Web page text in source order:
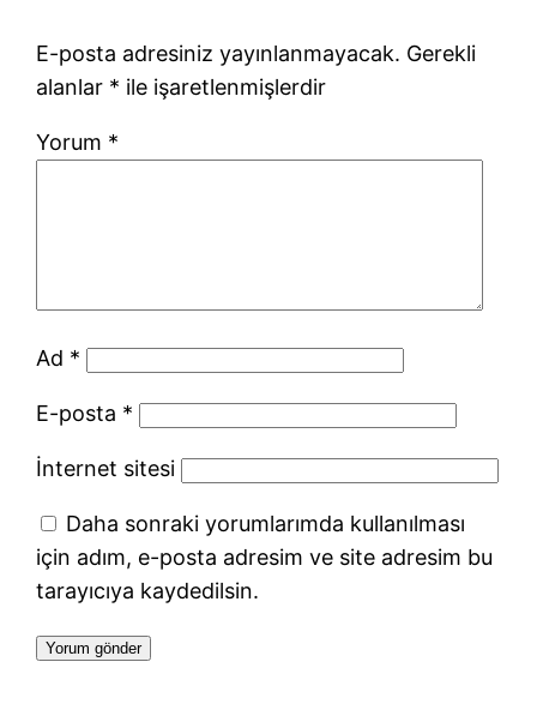
E-posta adresiniz yayınlanmayacak. Gerekli
alanlar * ile işaretlenmişlerdir
Yorum *
Ad *
E-posta *
İnternet sitesi
Daha sonraki yorumlarımda kullanılması
için adım, e-posta adresim ve site adresim bu
tarayıcıya kaydedilsin.